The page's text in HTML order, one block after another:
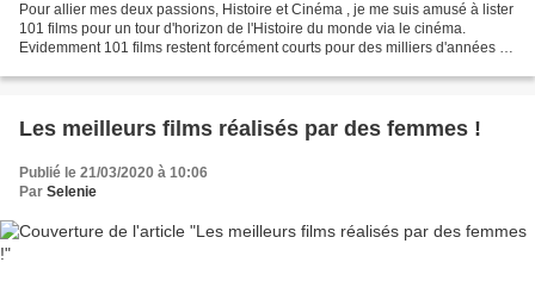
Pour allier mes deux passions, Histoire et Cinéma , je me suis amusé à lister
101 films pour un tour d'horizon de l'Histoire du monde via le cinéma.
Evidemment 101 films restent forcément courts pour des milliers d'années à
Les meilleurs films réalisés par des femmes !
Publié le 21/03/2020 à 10:06
Par Selenie